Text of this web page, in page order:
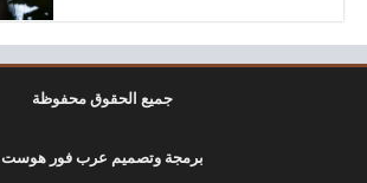
جميع الحقوق محفوظة
برمجة وتصميم عرب فور هوست